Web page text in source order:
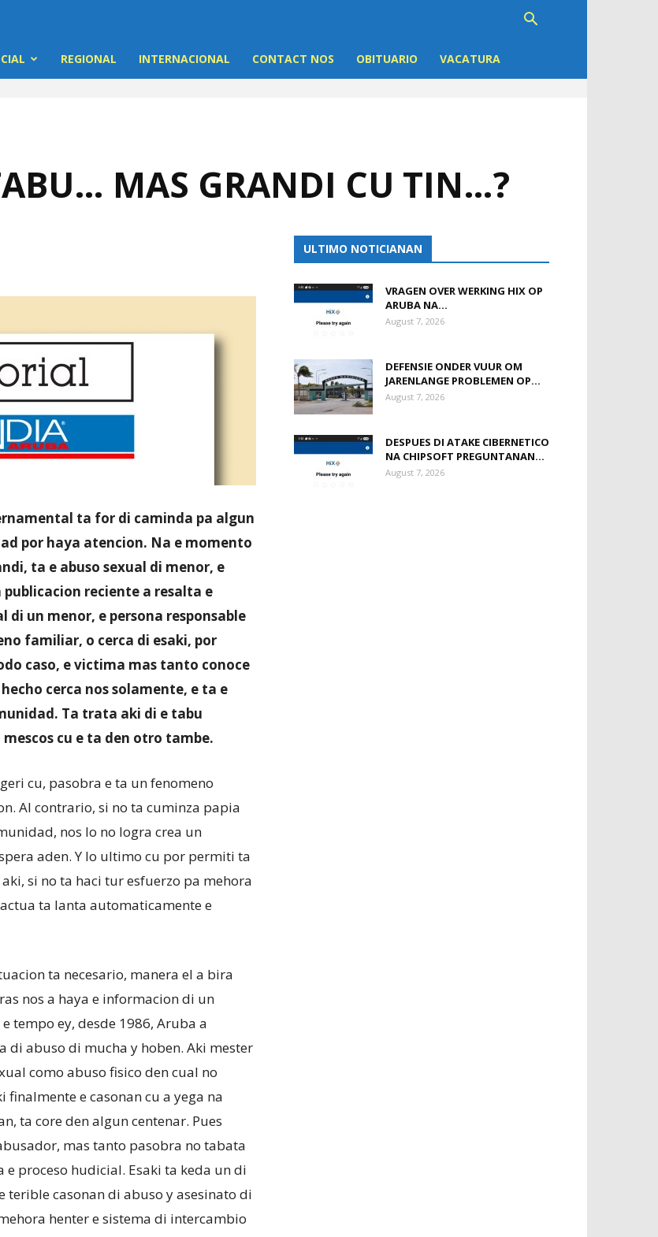
REGIONAL INTERNACIONAL CONTACT NOS OBITUARIO VACATURA
MAS GRANDI CU TIN…?
ta for di caminda pa algun
por haya atencion. Na e momento
ta e abuso sexual di menor, e
reciente a resalta e
di un menor, e persona responsable
familiar, o cerca di esaki, por
caso, e victima mas tanto conoce
cerca nos solamente, e ta e
Ta trata aki di e tabu
cu e ta den otro tambe.
cu, pasobra e ta un fenomeno
Al contrario, si no ta cuminza papia
nos lo no logra crea un
aden. Y lo ultimo cu por permiti ta
si no ta haci tur esfuerzo pa mehora
ta lanta automaticamente e
ta necesario, manera el a bira
nos a haya e informacion di un
tempo ey, desde 1986, Aruba a
di abuso di mucha y hoben. Aki mester
como abuso fisico den cual no
e casonan cu a yega na
ta core den algun centenar. Pues
mas tanto pasobra no tabata
proceso hudicial. Esaki ta keda un di
terible casonan di abuso y asesinato di
henter e sistema di intercambio
ULTIMO NOTICIANAN
VRAGEN OVER WERKING HIX OP
ARUBA NA...
August 7, 2026
DEFENSIE ONDER VUUR OM
JARENLANGE PROBLEMEN OP...
August 7, 2026
DESPUES DI ATAKE CIBERNETICO
NA CHIPSOFT PREGUNTANAN...
August 7, 2026